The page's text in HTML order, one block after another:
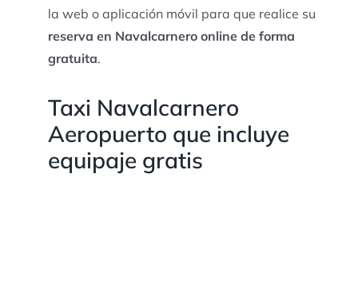
la web o aplicación móvil para que realice su
reserva en Navalcarnero online de forma
gratuita.
Taxi Navalcarnero
Aeropuerto que incluye
equipaje gratis